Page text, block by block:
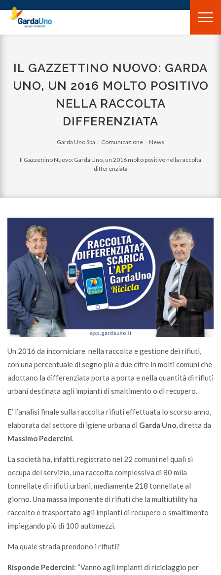
Gardauno
Spa
IL GAZZETTINO NUOVO: GARDA
UNO, UN 2016 MOLTO POSITIVO
NELLA RACCOLTA
DIFFERENZIATA
Garda Uno Spa Comunicazione News
Il Gazzettino Nuovo: Garda Uno, un 2016 molto positivo nella raccolta
differenziata
Un 2016 da incorniciare nella raccolta e gestione dei rifiuti,
con una percentuale di segno più a due cifre in molti comuni che
adottano la differenziata porta a porta e nella quantità di rifiuti
urbani destinata agli impianti di smaltimento o di recupero.
E’ l’analisi finale sulla raccolta rifiuti effettuata lo scorso anno,
elaborata dal settore di igiene urbana di Garda Uno , diretta da
Massimo Pedercini
La società ha, infatti, registrato nei 22 comuni nei quali si
occupa del servizio, una raccolta complessiva di 80 mila
tonnellate di rifiuti urbani, mediamente 218 tonnellate al
giorno. Una massa imponente di rifiuti che la multiutility ha
raccolto e trasportato agli impianti di recupero o smaltimento
impiegando più di 100 automezzi.
Ma quale strada prendono i rifiuti?
Risponde Pedercini: “Vanno agli impianti di riciclaggio per